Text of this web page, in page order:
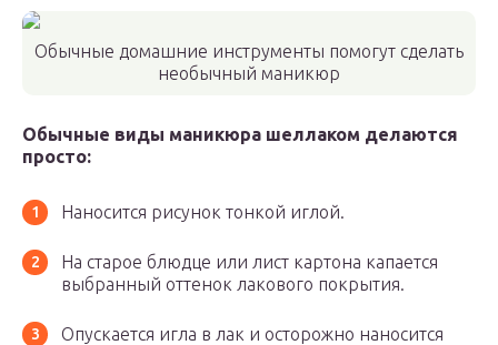
Обычные домашние инструменты помогут сделать
необычный маникюр
Обычные виды маникюра шеллаком делаются
просто:
Наносится рисунок тонкой иглой.
На старое блюдце или лист картона капается
выбранный оттенок лакового покрытия.
Опускается игла в лак и осторожно наносится